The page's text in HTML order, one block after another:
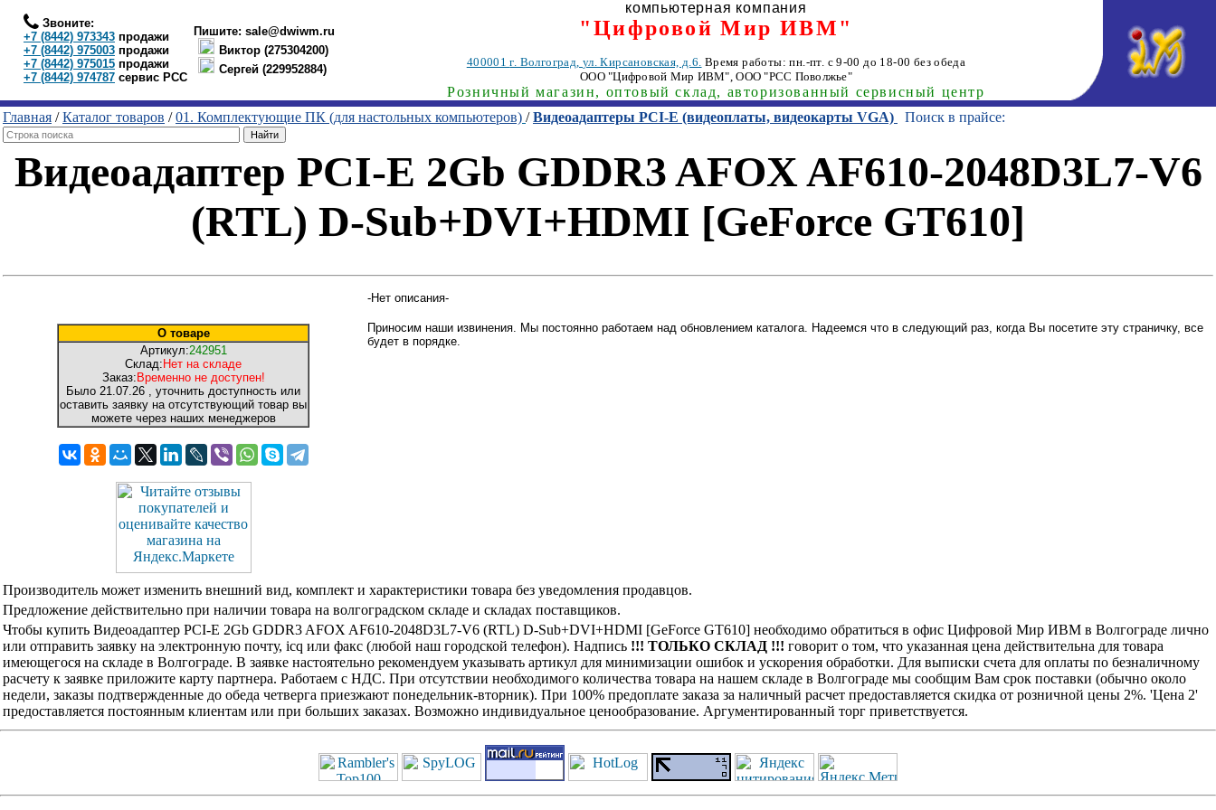
Звоните:
+7 (8442) 973343 продажи
+7 (8442) 975003 продажи
+7 (8442) 975015 продажи
+7 (8442) 974787 сервис РСС
Пишите: sale@dwiwm.ru
Виктор (275304200)
Сергей (229952884)
компьютерная компания
"Цифровой Мир ИВМ"
400001г. Волгоград, ул. Кирсановская, д.6. Время работы: пн.-пт. с 9-00 до 18-00 без обеда
ООО "Цифровой Мир ИВМ", ООО "РСС Поволжье"
Розничный магазин, оптовый склад, авторизованный сервисный центр
Главная /Каталог товаров /01. Комплектующие ПК (для настольных компьютеров) /Видеоадаптеры PCI-E (видеоплаты, видеокарты VGA) Поиск в прайсе:
Видеоадаптер PCI-E 2Gb GDDR3 AFOX AF610-2048D3L7-V6
(RTL) D-Sub+DVI+HDMI [GeForce GT610]
О товаре
Артикул:242951
Склад: Нет на складе
Заказ: Временно не доступен!
Было 21.07.26 , уточнить доступность или
оставить заявку на отсутствующий товар вы
можете через наших менеджеров
-Нет описания-
Приносим наши извинения. Мы постоянно работаем над обновлением каталога. Надеемся что в следующий раз, когда Вы посетите эту страничку, все
будет в порядке.
Производитель может изменить внешний вид, комплект и характеристики товара без уведомления продавцов.
Предложение действительно при наличии товара на волгоградском складе и складах поставщиков.
Чтобы купить Видеоадаптер PCI-E 2Gb GDDR3 AFOX AF610-2048D3L7-V6 (RTL) D-Sub+DVI+HDMI [GeForce GT610] необходимо обратиться в офис Цифровой Мир ИВМ в Волгограде лично
или отправить заявку на электронную почту, icq или факс (любой наш городской телефон). Надпись !!! ТОЛЬКО СКЛАД !!! говорит о том, что указанная цена действительна для товара
имеющегося на складе в Волгограде. В заявке настоятельно рекомендуем указывать артикул для минимизации ошибок и ускорения обработки. Для выписки счета для оплаты по безналичному
расчету к заявке приложите карту партнера. Работаем с НДС. При отсутствии необходимого количества товара на нашем складе в Волгограде мы сообщим Вам срок поставки (обычно около
недели, заказы подтвержденные до обеда четверга приезжают понедельник-вторник). При 100% предоплате заказа за наличный расчет предоставляется скидка от розничной цены 2%. 'Цена 2'
предоставляется постоянным клиентам или при больших заказах. Возможно индивидуальное ценообразование. Аргументированный торг приветствуется.